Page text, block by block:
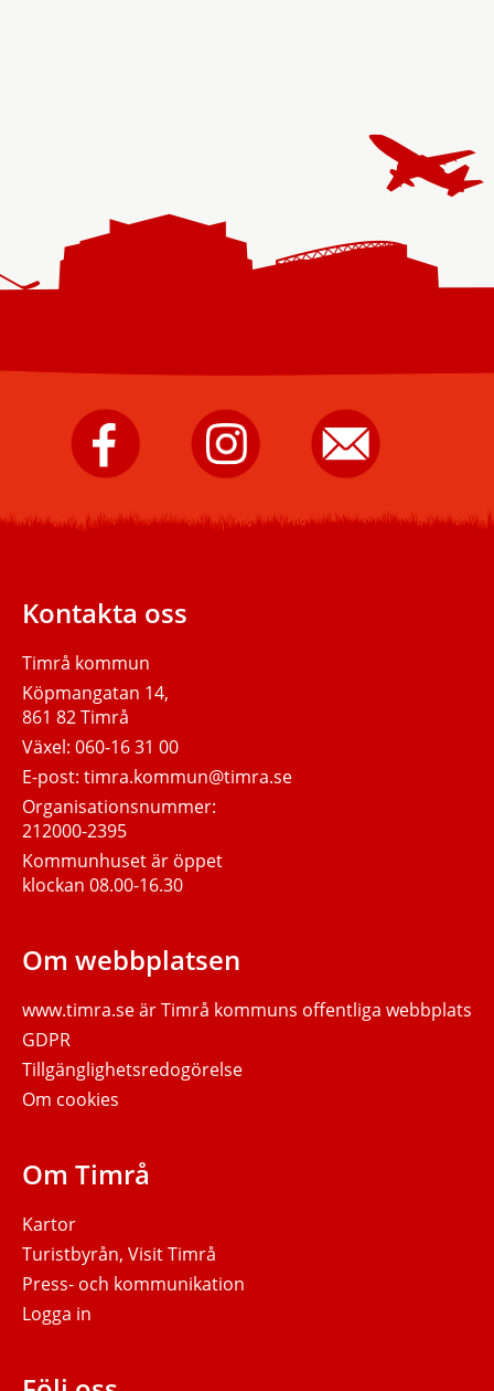
Timrå
kommun
Facebook.
Timrå
kommun
på
Instagram.
Skicka
e-
post
till
kommun.
Kontakta oss
Timrå kommun
Köpmangatan 14,
861 82 Timrå
Växel:060-16 31 00
E-post:timra.kommun@timra.se
Organisationsnummer:
212000-2395
Kommunhuset är öppet
klockan 08.00-16.30
Om webbplatsen
www.timra.seär Timrå kommuns offentliga webbplats
GDPR
Tillgänglighetsredogörelse
Om cookies
Om Timrå
Kartor
Turistbyrån, Visit Timrå
Press- och kommunikation
Logga in